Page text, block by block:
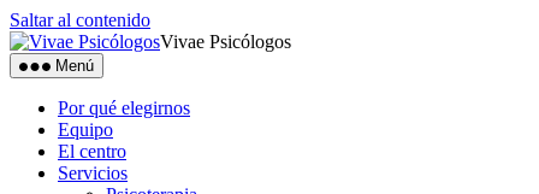
Saltar al contenido
Vivae Psicólogos
Menú
Por qué elegirnos
Equipo
El centro
Servicios